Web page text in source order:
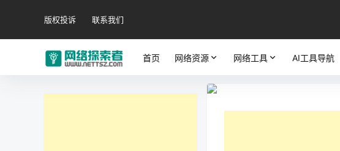
版权投诉 联系我们
首页 网络资源 网络工具 AI工具导航